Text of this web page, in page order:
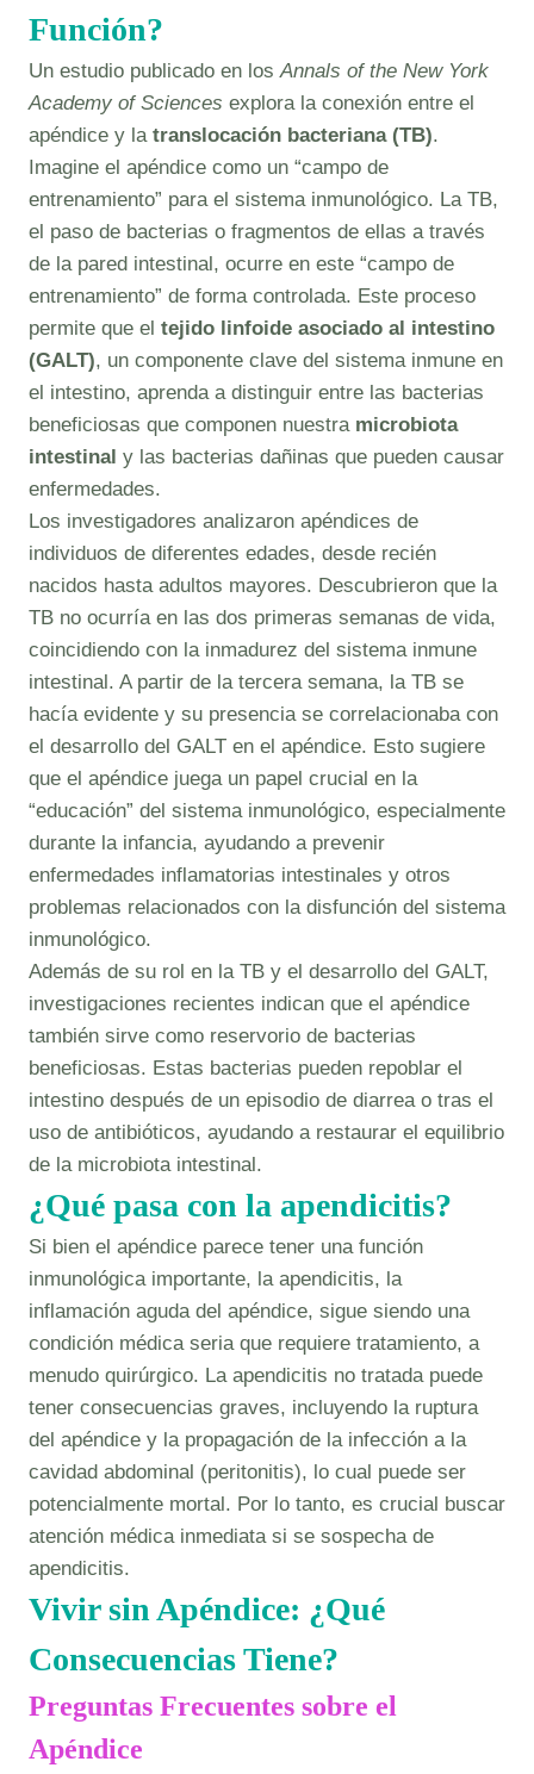
Función?
Un estudio publicado en losAnnals of the New York
Academy of Sciences explora la conexión entre el
apéndice y la translocación bacteriana (TB).
Imagine el apéndice como un “campo de
entrenamiento” para el sistema inmunológico. La TB,
el paso de bacterias o fragmentos de ellas a través
de la pared intestinal, ocurre en este “campo de
entrenamiento” de forma controlada. Este proceso
permite que el tejido linfoide asociado al intestino
(GALT), un componente clave del sistema inmune en
el intestino, aprenda a distinguir entre las bacterias
beneficiosas que componen nuestra microbiota
intestinal y las bacterias dañinas que pueden causar
enfermedades.
Los investigadores analizaron apéndices de
individuos de diferentes edades, desde recién
nacidos hasta adultos mayores. Descubrieron que la
TB no ocurría en las dos primeras semanas de vida,
coincidiendo con la inmadurez del sistema inmune
intestinal. A partir de la tercera semana, la TB se
hacía evidente y su presencia se correlacionaba con
el desarrollo del GALT en el apéndice. Esto sugiere
que el apéndice juega un papel crucial en la
“educación” del sistema inmunológico, especialmente
durante la infancia, ayudando a prevenir
enfermedades inflamatorias intestinales y otros
problemas relacionados con la disfunción del sistema
inmunológico.
Además de su rol en la TB y el desarrollo del GALT,
investigaciones recientes indican que el apéndice
también sirve como reservorio de bacterias
beneficiosas. Estas bacterias pueden repoblar el
intestino después de un episodio de diarrea o tras el
uso de antibióticos, ayudando a restaurar el equilibrio
de la microbiota intestinal.
¿Qué pasa con la apendicitis?
Si bien el apéndice parece tener una función
inmunológica importante, la apendicitis, la
inflamación aguda del apéndice, sigue siendo una
condición médica seria que requiere tratamiento, a
menudo quirúrgico. La apendicitis no tratada puede
tener consecuencias graves, incluyendo la ruptura
del apéndice y la propagación de la infección a la
cavidad abdominal (peritonitis), lo cual puede ser
potencialmente mortal. Por lo tanto, es crucial buscar
atención médica inmediata si se sospecha de
apendicitis.
Vivir sin Apéndice: ¿Qué
Consecuencias Tiene?
Preguntas Frecuentes sobre el
Apéndice